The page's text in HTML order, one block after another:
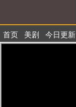
首页 美剧 今日更新